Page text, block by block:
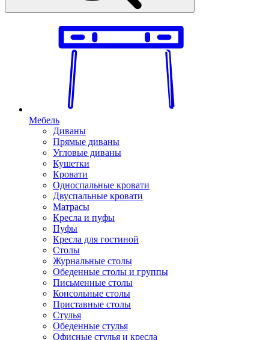
Мебель
Диваны
Прямые диваны
Угловые диваны
Кушетки
Кровати
Односпальные кровати
Двуспальные кровати
Матрасы
Кресла и пуфы
Пуфы
Кресла для гостиной
Столы
Журнальные столы
Обеденные столы и группы
Письменные столы
Консольные столы
Приставные столы
Стулья
Обеденные стулья
Офисные стулья и кресла